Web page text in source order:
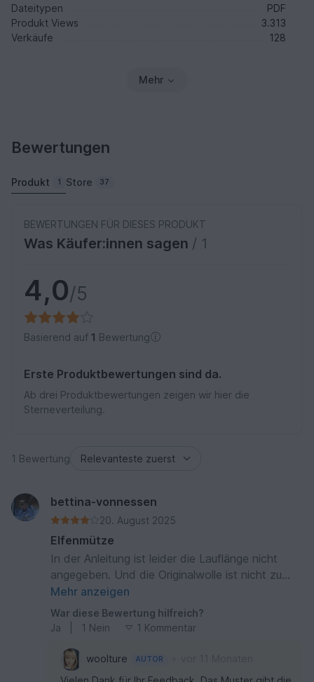
Dateitypen
PDF
Produkt Views
3.313
Verkäufe
128
Mehr
Bewertungen
Produkt 1 Store 37
BEWERTUNGEN FÜR DIESES PRODUKT
Was Käufer:innen sagen / 1
4,0/5
Basierend auf 1 Bewertung
Erste Produktbewertungen sind da.
Ab drei Produktbewertungen zeigen wir hier die
Sterneverteilung.
1 Bewertung
bettina-vonnessen
20. August 2025
Elfenmütze
In der Anleitung ist leider die Lauflänge nicht
angegeben. Und die Originalwolle ist nicht zu
finden. Aber per email habe ich Soforthilfe
bekommen. Vielen Dank
Mehr anzeigen
War diese Bewertung hilfreich?
Ja
1 Nein 1 Kommentar
woolture AUTOR